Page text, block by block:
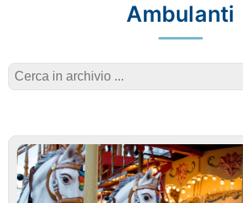
Ambulanti